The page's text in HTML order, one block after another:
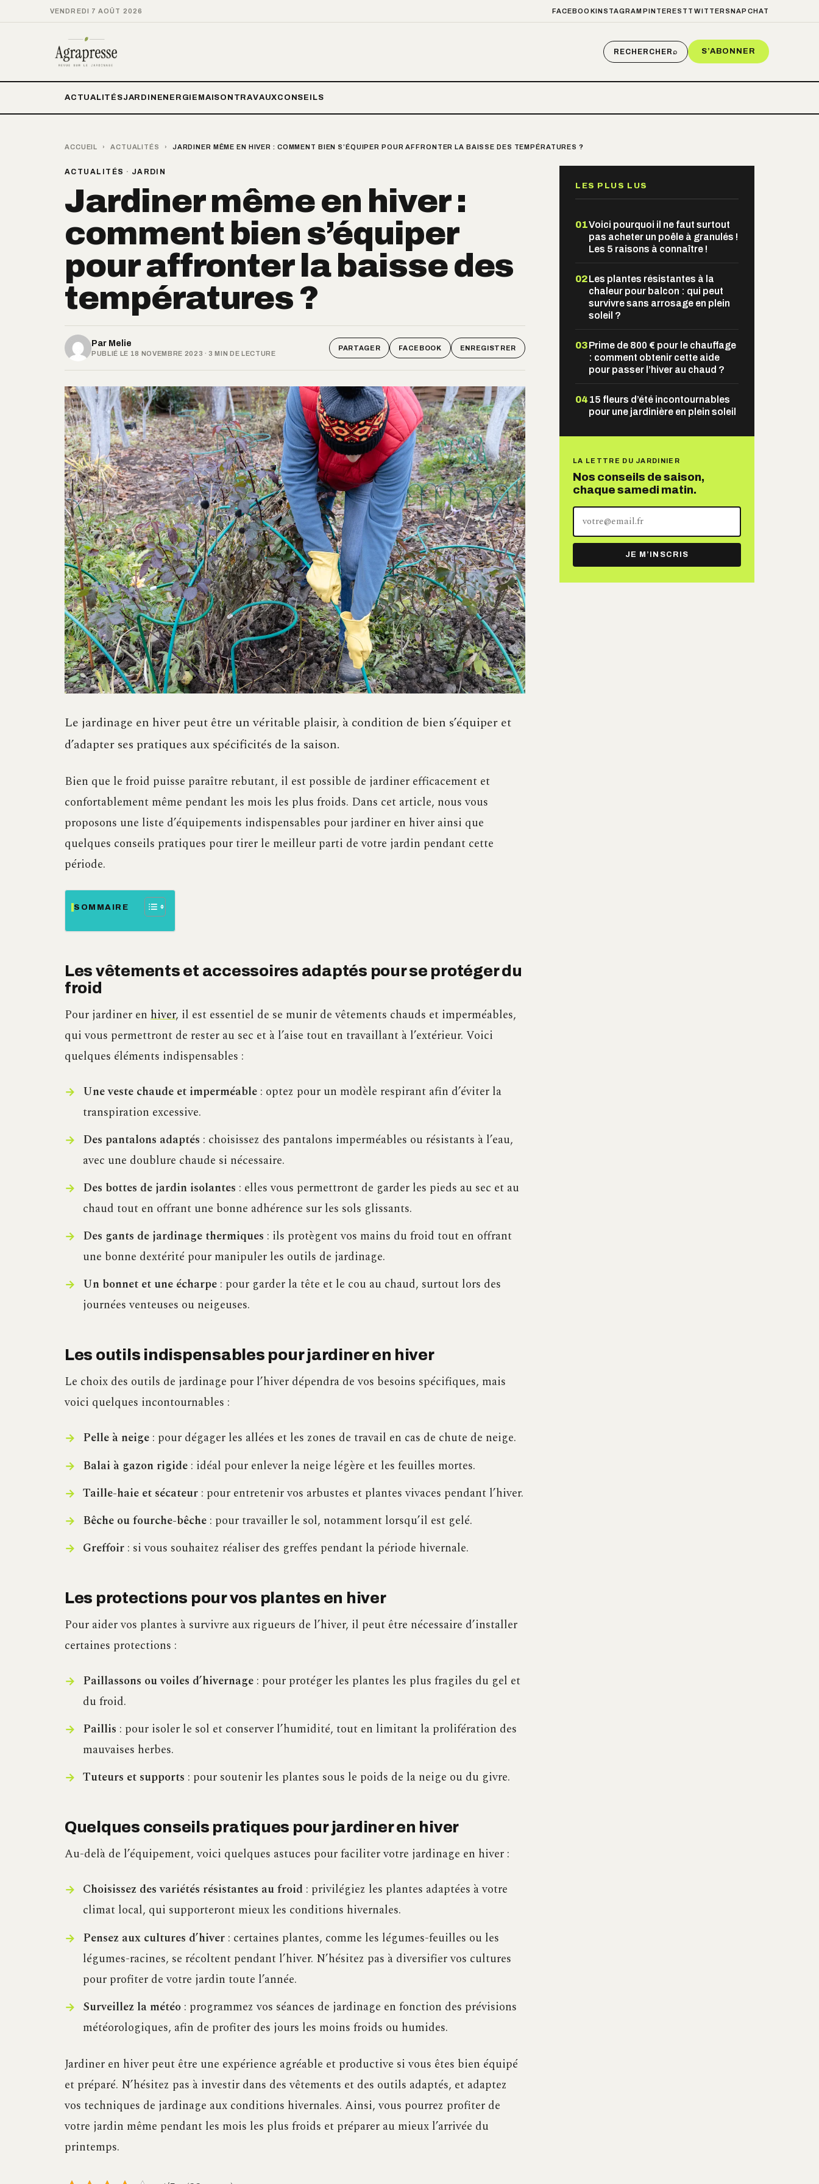
VENDREDI 7 AOÛT 2026 FACEBOOKINSTAGRAM PINTEREST TWITTER SNAPCHAT
RECHERCHER⌕ S’ABONNER
ACTUALITÉSJARDIN ENERGIE MAISON TRAVAUXCONSEILS
ACCUEIL › ACTUALITÉS › JARDINER MÊME EN HIVER : COMMENT BIEN S’ÉQUIPER POUR AFFRONTER LA BAISSE DES TEMPÉRATURES ?
ACTUALITÉS · JARDIN
Jardiner même en hiver :
comment bien s’équiper
pour affronter la baisse des
températures ?
Par Melie
PUBLIÉ LE 18 NOVEMBRE 2023 · 3 MIN DE LECTURE
PARTAGER FACEBOOK ENREGISTRER
Le jardinage en hiver peut être un véritable plaisir, à condition de bien s’équiper et
d’adapter ses pratiques aux spécificités de la saison.
Bien que le froid puisse paraître rebutant, il est possible de jardiner efficacement et
confortablement même pendant les mois les plus froids. Dans cet article, nous vous
proposons une liste d’équipements indispensables pour jardiner en hiver ainsi que
quelques conseils pratiques pour tirer le meilleur parti de votre jardin pendant cette
période.
SOMMAIRE
Les vêtements et accessoires adaptés pour se protéger du
froid
Pour jardiner en hiver, il est essentiel de se munir de vêtements chauds et imperméables,
qui vous permettront de rester au sec et à l’aise tout en travaillant à l’extérieur. Voici
quelques éléments indispensables :
Une veste chaude et imperméable: optez pour un modèle respirant afin d’éviter la
transpiration excessive.
Des pantalons adaptés : choisissez des pantalons imperméables ou résistants à l’eau,
avec une doublure chaude si nécessaire.
Des bottes de jardin isolantes : elles vous permettront de garder les pieds au sec et au
chaud tout en offrant une bonne adhérence sur les sols glissants.
Des gants de jardinage thermiques : ils protègent vos mains du froid tout en offrant
une bonne dextérité pour manipuler les outils de jardinage.
Un bonnet et une écharpe: pour garder la tête et le cou au chaud, surtout lors des
journées venteuses ou neigeuses.
Les outils indispensables pour jardiner en hiver
Le choix des outils de jardinage pour l’hiver dépendra de vos besoins spécifiques, mais
voici quelques incontournables :
Pelle à neige: pour dégager les allées et les zones de travail en cas de chute de neige.
Balai à gazon rigide: idéal pour enlever la neige légère et les feuilles mortes.
Taille-haie et sécateur: pour entretenir vos arbustes et plantes vivaces pendant l’hiver.
Bêche ou fourche-bêche: pour travailler le sol, notamment lorsqu’il est gelé.
Greffoir: si vous souhaitez réaliser des greffes pendant la période hivernale.
Les protections pour vos plantes en hiver
Pour aider vos plantes à survivre aux rigueurs de l’hiver, il peut être nécessaire d’installer
certaines protections :
Paillassons ou voiles d’hivernage: pour protéger les plantes les plus fragiles du gel et
du froid.
Paillis : pour isoler le sol et conserver l’humidité, tout en limitant la prolifération des
mauvaises herbes.
Tuteurs et supports : pour soutenir les plantes sous le poids de la neige ou du givre.
Quelques conseils pratiques pour jardiner en hiver
Au-delà de l’équipement, voici quelques astuces pour faciliter votre jardinage en hiver :
Choisissez des variétés résistantes au froid: privilégiez les plantes adaptées à votre
climat local, qui supporteront mieux les conditions hivernales.
Pensez aux cultures d’hiver: certaines plantes, comme les légumes-feuilles ou les
légumes-racines, se récoltent pendant l’hiver. N’hésitez pas à diversifier vos cultures
pour profiter de votre jardin toute l’année.
Surveillez la météo: programmez vos séances de jardinage en fonction des prévisions
météorologiques, afin de profiter des jours les moins froids ou humides.
Jardiner en hiver peut être une expérience agréable et productive si vous êtes bien équipé
et préparé. N’hésitez pas à investir dans des vêtements et des outils adaptés, et adaptez
vos techniques de jardinage aux conditions hivernales. Ainsi, vous pourrez profiter de
votre jardin même pendant les mois les plus froids et préparer au mieux l’arrivée du
printemps.
LES PLUS LUS
01Voici pourquoi il ne faut surtout
pas acheter un poêle à granulés !
Les 5 raisons à connaître !
02Les plantes résistantes à la
chaleur pour balcon : qui peut
survivre sans arrosage en plein
soleil ?
03Prime de 800 € pour le chauffage
: comment obtenir cette aide
pour passer l’hiver au chaud ?
04 15 fleurs d’été incontournables
pour une jardinière en plein soleil
LA LETTRE DU JARDINIER
Nos conseils de saison,
chaque samedi matin.
adresse
mail
JE M’INSCRIS